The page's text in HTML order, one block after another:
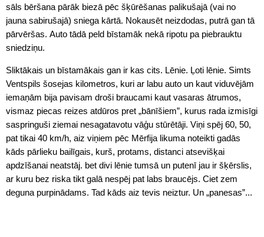
sāls bēršana pārāk biezā pēc šķūrēšanas palikušajā (vai no
jauna sabirušajā) sniega kārtā. Nokausēt neizdodas, putrā gan tā
pārvēršas. Auto tādā peld bīstamāk nekā ripotu pa piebrauktu
sniedziņu.
Sliktākais un bīstamākais gan ir kas cits. Lēnie. Ļoti lēnie. Simts
Ventspils šosejas kilometros, kuri ar labu auto un kaut viduvējām
iemaņām bija pavisam droši braucami kaut vasaras ātrumos,
vismaz piecas reizes atdūros pret „bānīšiem”, kurus rada izmisīgi
saspringuši ziemai nesagatavotu vāģu stūrētāji. Viņi spēj 60, 50,
pat tikai 40 km/h, aiz viņiem pēc Mērfija likuma noteikti gadās
kāds pārlieku bailīgais, kurš, protams, distanci atsevišķai
apdzīšanai neatstāj. bet divi lēnie tumsā un putenī jau ir šķērslis,
ar kuru bez riska tikt galā nespēj pat labs braucējs. Ciet zem
deguna purpinādams. Tad kāds aiz tevis neiztur. Un „panesas”...